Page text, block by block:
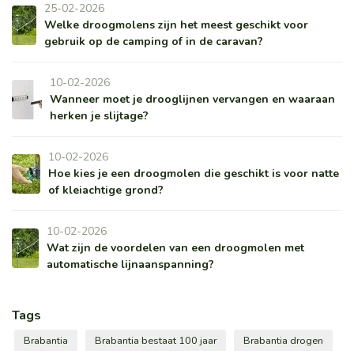
25-02-2026
Welke droogmolens zijn het meest geschikt voor
gebruik op de camping of in de caravan?
10-02-2026
Wanneer moet je drooglijnen vervangen en waaraan
herken je slijtage?
10-02-2026
Hoe kies je een droogmolen die geschikt is voor natte
of kleiachtige grond?
10-02-2026
Wat zijn de voordelen van een droogmolen met
automatische lijnaanspanning?
Tags
Brabantia Brabantia bestaat 100 jaar
Brabantia drogen